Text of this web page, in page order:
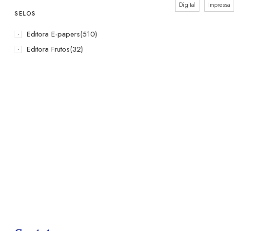
SELOS
Editora E-papers(510)
Editora Frutos(32)
Digital Impressa